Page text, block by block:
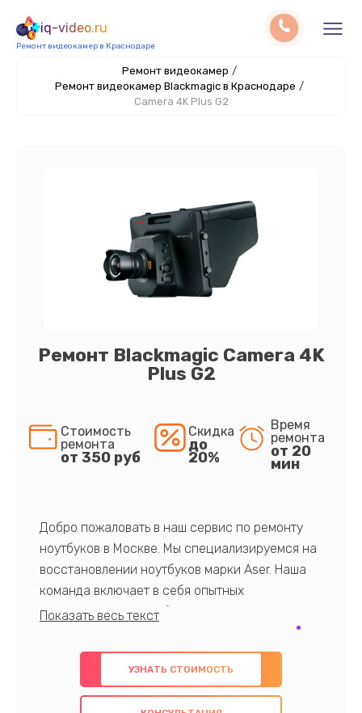
iq-video.ru
Ремонт видеокамер в Краснодаре
Ремонт видеокамер /
Ремонт видеокамер Blackmagic в Краснодаре /
Camera 4K Plus G2
Ремонт Blackmagic Camera 4K
Plus G2
Стоимость
ремонта
от 350 руб
Скидка
до
20%
Время
ремонта
от 20
мин
Добро пожаловать в наш сервис по ремонту
ноутбуков в Москве. Мы специализируемся на
восстановлении ноутбуков марки Aser. Наша
команда включает в себя опытных
профессионалов с обширными знаниями и
предлагаем быстрый и качественный ремонт с
использованием оригинальных компонентов, а
также гарантируем качество всех
УЗНАТЬ СТОИМОСТЬ